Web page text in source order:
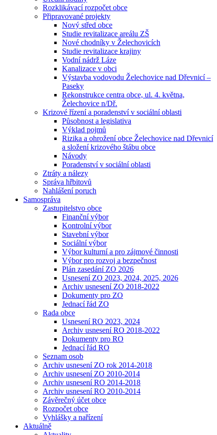
Rozklikávací rozpočet obce
Připravované projekty
Nový střed obce
Studie revitalizace areálu ZŠ
Nové chodníky v Želechovicích
Studie revitalizace krajiny
Vodní nádrž Láze
Kanalizace v obci
Výstavba vodovodu Želechovice nad Dřevnicí –
Paseky
Rekonstrukce centra obce, ul. 4. května,
Želechovice n/Dř.
Krizové řízení a poradenství v sociální oblasti
Působnost a legislativa
Výklad pojmů
Rizika a ohrožení obce Želechovice nad Dřevnicí
a složení krizového štábu obce
Návody
Poradenství v sociální oblasti
Ztráty a nálezy
Správa hřbitovů
Nahlášení poruch
Samospráva
Zastupitelstvo obce
Finanční výbor
Kontrolní výbor
Stavební výbor
Sociální výbor
Výbor kulturní a pro zájmové činnosti
Výbor pro rozvoj a bezpečnost
Plán zasedání ZO 2026
Usnesení ZO 2023, 2024, 2025, 2026
Archiv usnesení ZO 2018-2022
Dokumenty pro ZO
Jednací řád ZO
Rada obce
Usnesení RO 2023, 2024
Archiv usnesení RO 2018-2022
Dokumenty pro RO
Jednací řád RO
Seznam osob
Archiv usnesení ZO rok 2014-2018
Archiv usnesení ZO 2010-2014
Archiv usnesení RO 2014-2018
Archiv usnesení RO 2010-2014
Závěrečný účet obce
Rozpočet obce
Vyhlášky a nařízení
Aktuálně